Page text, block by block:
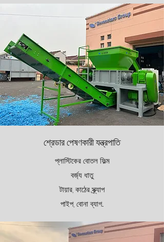
শ্রেডার পেষণকারী যন্ত্রপাতি
প্লাস্টিকের বোতল ফিল্ম
বর্জ্য ধাতু
টায়ার, কাঠের স্ক্র্যাপ
পাইপ, বোনা ব্যাগ...